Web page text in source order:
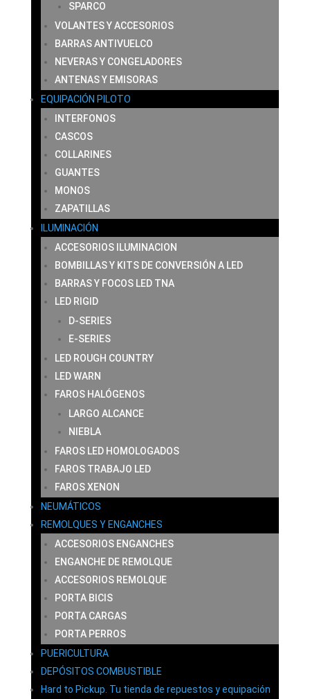
SPARCO
VOLANTES Y ACCESORIOS
BARRAS ANTIVUELCO
NEVERAS Y CONGELADORES
ANTENAS Y EMISORAS
EQUIPACIÓN PILOTO
INTERFONOS
CASCOS
COLLARINES
GUANTES
MONOS
ZAPATILLAS
ILUMINACIÓN
ACCESORIOS ILUMINACION
BOMBILLAS Y KITS DE CONVERSIÓN A LED
BARRAS Y FOCOS LED TNA
LED RIGID
D-SERIES
E-SERIES
LED ROUGH COUNTRY
LED WARN
FAROS HALÓGENOS
LARGO ALCANCE
NIEBLA
FAROS LED HOMOLOGADOS
FAROS TRABAJO LED
FAROS XENON
NEUMÁTICOS
REMOLQUES Y ENGANCHES
ACCESORIOS ENGANCHES
ENGANCHE DE REMOLQUE
ACCESORIOS REMOLQUE
PORTA BICIS
PORTA CARGAS
PORTA PERROS
PUERICULTURA
DEPÓSITOS COMBUSTIBLE
Hard to Pickup. Tu tienda de repuestos y equipación